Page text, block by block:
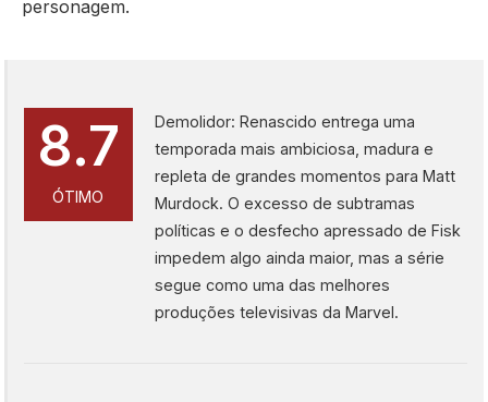
personagem.
8.7
ÓTIMO
Demolidor: Renascido entrega uma
temporada mais ambiciosa, madura e
repleta de grandes momentos para Matt
Murdock. O excesso de subtramas
políticas e o desfecho apressado de Fisk
impedem algo ainda maior, mas a série
segue como uma das melhores
produções televisivas da Marvel.